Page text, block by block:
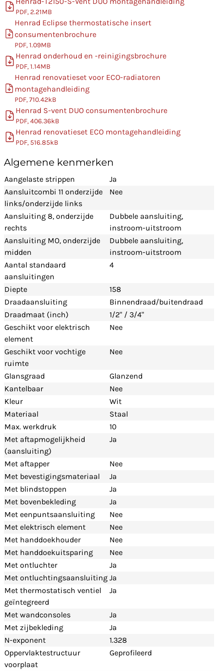
PDF, 2.21MB
Henrad Eclipse thermostatische insert
consumentenbrochure
PDF, 1.09MB
Henrad onderhoud en -reinigingsbrochure
PDF, 1.14MB
Henrad renovatieset voor ECO-radiatoren
montagehandleiding
PDF, 710.42kB
Henrad S-vent DUO consumentenbrochure
PDF, 406.36kB
Henrad renovatieset ECO montagehandleiding
PDF, 516.85kB
Algemene kenmerken
Aangelaste strippen
Ja
Aansluitcombi 11 onderzijde
links/onderzijde links
Nee
Aansluiting 8, onderzijde
rechts
Dubbele aansluiting,
instroom-uitstroom
Aansluiting MO, onderzijde
midden
Dubbele aansluiting,
instroom-uitstroom
Aantal standaard
aansluitingen
4
Diepte
158
Draadaansluiting
Binnendraad/buitendraad
Draadmaat (inch)
1/2" / 3/4"
Geschikt voor elektrisch
element
Nee
Geschikt voor vochtige
ruimte
Nee
Glansgraad
Glanzend
Kantelbaar
Nee
Kleur
Wit
Materiaal
Staal
Max. werkdruk
10
Met aftapmogelijkheid
(aansluiting)
Ja
Met aftapper
Nee
Met bevestigingsmateriaal
Ja
Met blindstoppen
Ja
Met bovenbekleding
Ja
Met eenpuntsaansluiting
Nee
Met elektrisch element
Nee
Met handdoekhouder
Nee
Met handdoekuitsparing
Nee
Met ontluchter
Ja
Met ontluchtingsaansluiting Ja
Met thermostatisch ventiel
geïntegreerd
Ja
Met wandconsoles
Ja
Met zijbekleding
Ja
N-exponent
1.328
Oppervlaktestructuur
voorplaat
Geprofileerd